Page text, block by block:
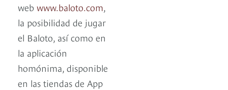
web www.baloto.com,
la posibilidad de jugar
el Baloto, así como en
la aplicación
homónima, disponible
en las tiendas de App